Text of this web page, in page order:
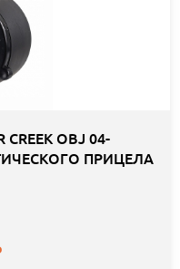
OBJ 04-
ПРИЦЕЛА